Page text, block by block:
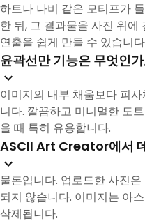
하트나 나비 같은 모티프가
한 뒤, 그 결과물을 사진 위에
연출을 쉽게 만들 수 있습니
윤곽선만 기능은 무엇인
이미지의 내부 채움보다 피
니다. 깔끔하고 미니멀한 도
을 때 특히 유용합니다.
ASCII Art Creator에서
물론입니다. 업로드한 사진
되지 않습니다. 이미지는 아
삭제됩니다.